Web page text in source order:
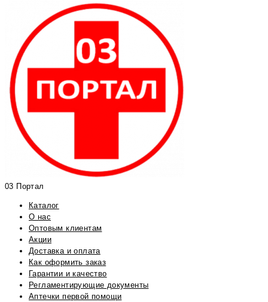
03 Портал
Каталог
О нас
Оптовым клиентам
Акции
Доставка и оплата
Как оформить заказ
Гарантии и качество
Регламентирующие документы
Аптечки первой помощи